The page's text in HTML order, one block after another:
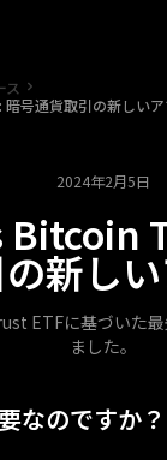
ス
号通貨取引の新しい
2024年2月5日
Bitcoin
新し
ETFに基づいた最
ました。
なのですか？